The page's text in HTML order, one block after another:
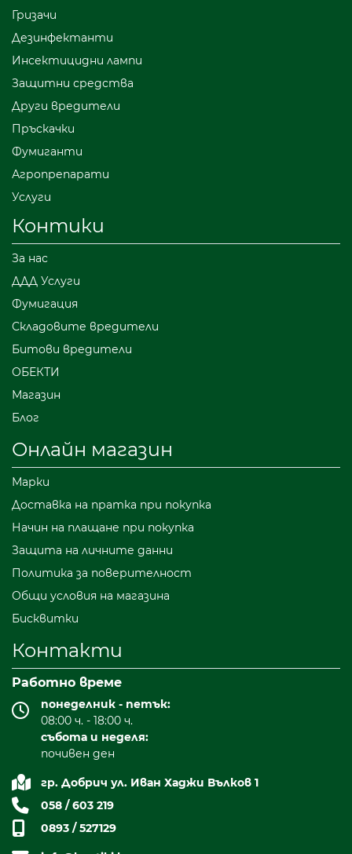
Гризачи
Дезинфектанти
Инсектицидни лампи
Защитни средства
Други вредители
Пръскачки
Фумиганти
Агропрепарати
Услуги
Контики
За нас
ДДД Услуги
Фумигация
Складовите вредители
Битови вредители
ОБЕКТИ
Магазин
Блог
Онлайн магазин
Марки
Доставка на пратка при покупка
Начин на плащане при покупка
Защита на личните данни
Политика за поверителност
Общи условия на магазина
Бисквитки
Контакти
Работно време
понеделник - петък:
08:00 ч. - 18:00 ч.
събота и неделя:
почивен ден
гр. Добрич ул. Иван Хаджи Вълков 1
058 / 603 219
0893 / 527129